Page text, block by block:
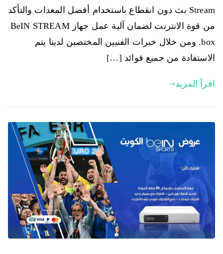
Stream بث دون انقطاع باستخدام أفضل المعدات والتأكد
من قوة الانترنت لضمان آلية عمل جهاز BeIN STREAM
box. ومن خلال خبرات الفنيين المختصين لدينا يتم
الاستفادة من جميع فوائد […]
اقرأ المزيد